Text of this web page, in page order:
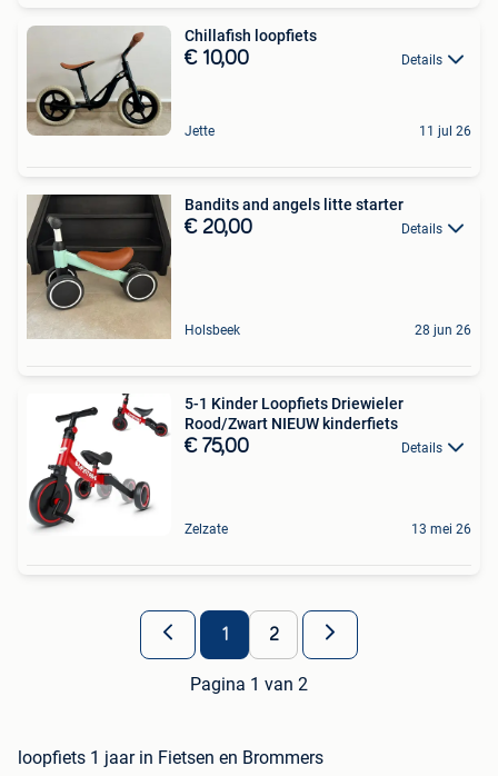
Chillafish loopfiets
€ 10,00 Details
Jette 11 jul 26
Bandits and angels litte starter
€ 20,00 Details
Holsbeek 28 jun 26
5-1 Kinder Loopfiets Driewieler
Rood/Zwart NIEUW kinderfiets
€ 75,00 Details
Zelzate 13 mei 26
1 2
Pagina 1 van 2
loopfiets 1 jaar in Fietsen en Brommers